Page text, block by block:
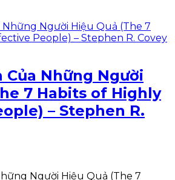
Của Những Người
7 Habits of Highly
– Stephen R.
Người Hiệu Quả (The 7